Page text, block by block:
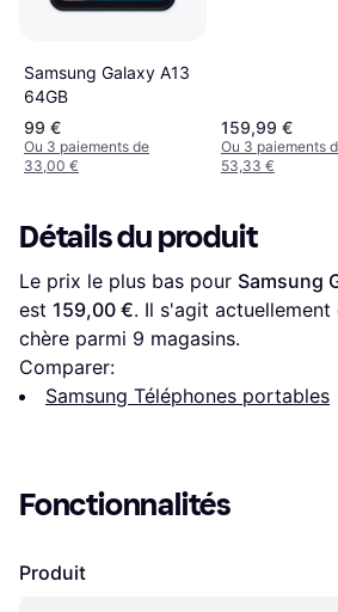
Samsung Galaxy A13
64GB
99 €
Ou 3 paiements de
33,00 €
159,99 €
Ou 3 paiements
53,33 €
Détails du produit
Le prix le plus bas pour Samsung
est 159,00 €. Il s'agit
chère parmi 9 magasins.
Comparer:
Samsung Téléphones portables
Fonctionnalités
Produit